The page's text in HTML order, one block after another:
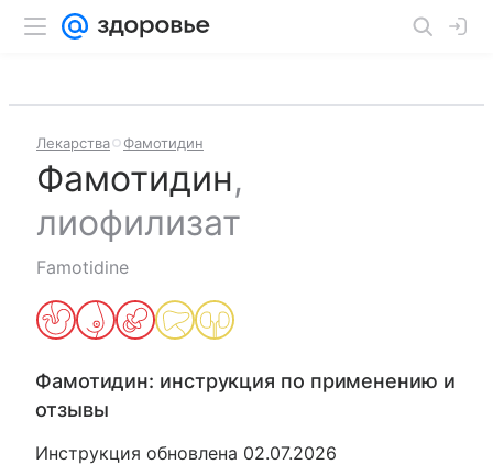
Лекарства Фамотидин
Фамотидин,
лиофилизат
Famotidine
Фамотидин: инструкция по применению и
отзывы
Инструкция обновлена 02.07.2026